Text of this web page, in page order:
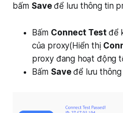
bấm Saveđể lưu thông tin
Bấm Connect Test để
của proxy(Hiển thị
proxy đang hoạt động
Bấm Saveđể lưu